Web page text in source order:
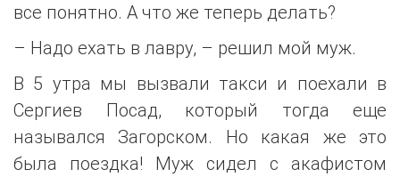
все понятно. А что же теперь делать?
– Надо ехать в лавру, – решил мой муж.
В 5 утра мы вызвали такси и поехали в
Сергиев Посад, который тогда еще
назывался Загорском. Но какая же это
была поездка! Муж сидел с акафистом